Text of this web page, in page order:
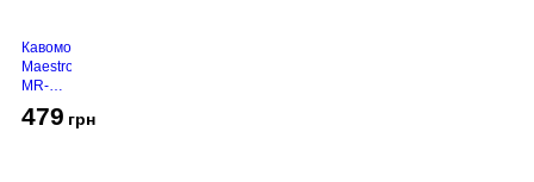
Кавомолка
Maestro
MR-
450
Grey
479 грн